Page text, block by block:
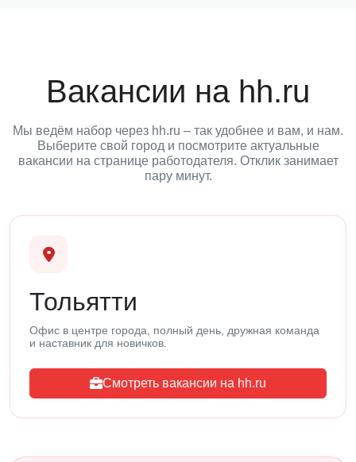
Вакансии на hh.ru
Мы ведём набор через hh.ru – так удобнее и вам, и нам.
Выберите свой город и посмотрите актуальные
вакансии на странице работодателя. Отклик занимает
пару минут.
Тольятти
Офис в центре города, полный день, дружная команда
и наставник для новичков.
Смотреть вакансии на hh.ru